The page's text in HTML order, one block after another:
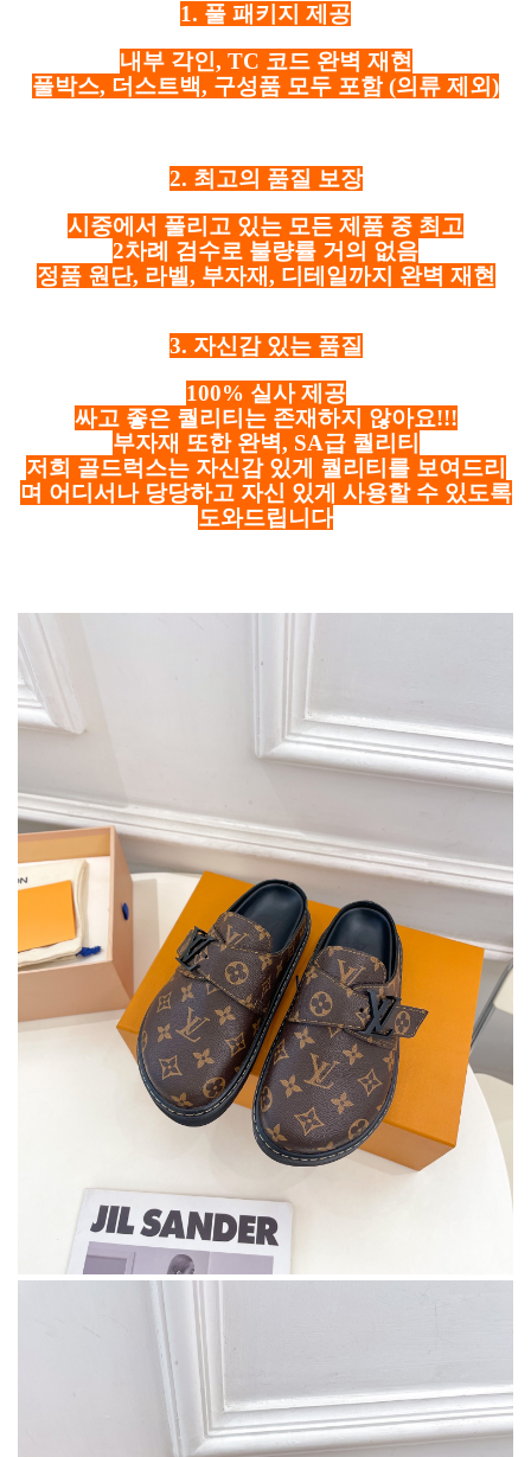
1. 풀 패키지 제공
내부 각인, TC 코드 완벽 재현
풀박스, 더스트백, 구성품 모두 포함 (의류 제외)
2. 최고의 품질 보장
시중에서 풀리고 있는 모든 제품 중 최고
2차례 검수로 불량률 거의 없음
정품 원단, 라벨, 부자재, 디테일까지 완벽 재현
3. 자신감 있는 품질
100% 실사 제공
싸고 좋은 퀄리티는 존재하지 않아요!!!
부자재 또한 완벽, SA급 퀄리티
저희 골드럭스는 자신감 있게 퀄리티를 보여드리
며 어디서나 당당하고 자신 있게 사용할 수 있도록
도와드립니다